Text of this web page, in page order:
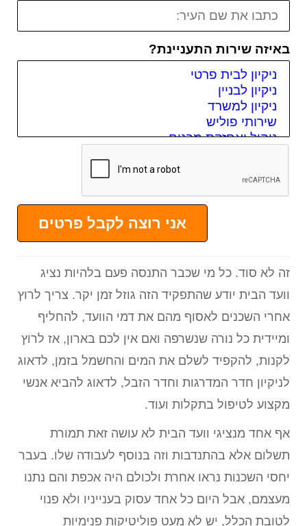
באיזה שירות התעניינת?
אני רוצה לקבל פרטים
זה לא סוד. כל מי שכבר התנסה פעם בלהיות נציג
וועד הבית יודע שהתפקיד הזה גוזל זמן יקר. צריך לרוץ
אחרי השכנים לאסוף מהם את דמי הוועד, להחליף
ומיידית כל נורה שנשרפה ואם אין לכם בארון, אז לרוץ
לקנות, להקפיד לשלם את המים והחשמל בזמן, לדאוג
לניקיון חדר המדרגות וחדר הזבל, לדאוג להביא אנשי
מקצוע לטיפול בתקלות ועוד.
אף אחד מנציגי וועד הבית לא עושה זאת תמורת
תשלום אלא בהתנדבות וזה בנוסף לעבודה שלו. בעבר
יחסי השכנות נראו אחרת ולכולם היה אכפת והם נתנו
מעצמם, אבל היום כל אחד עסוק בענייניו ולא פנוי
לטובת הכלל, יש לא מעט פוליטיקות פנימיות